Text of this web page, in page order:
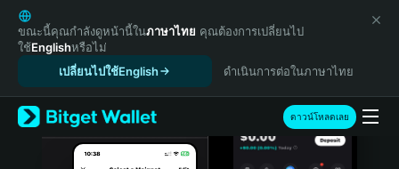
English
日本語
Tiếng Việt
Español (Latinoamérica)
Türkçe
Italiano
ขณะนี้คุณกำลังดูหน้านี้ในภาษาไทย คุณต้องการเปลี่ยนไป
ใช้Englishหรือไม่
เปลี่ยนไปใช้English
ดำเนินการต่อในภาษาไทย
ดาวน์โหลดเลย